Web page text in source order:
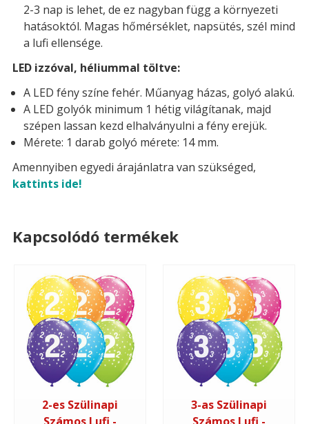
2-3 nap is lehet, de ez nagyban függ a környezeti
hatásoktól. Magas hőmérséklet, napsütés, szél mind
a lufi ellensége.
LED izzóval, héliummal töltve:
A LED fény színe fehér. Műanyag házas, golyó alakú.
A LED golyók minimum 1 hétig világítanak, majd
szépen lassan kezd elhalványulni a fény erejük.
Mérete: 1 darab golyó mérete: 14 mm.
Amennyiben egyedi árajánlatra van szükséged,
kattints ide!
Kapcsolódó termékek
2-es Szülinapi
3-as Szülinapi